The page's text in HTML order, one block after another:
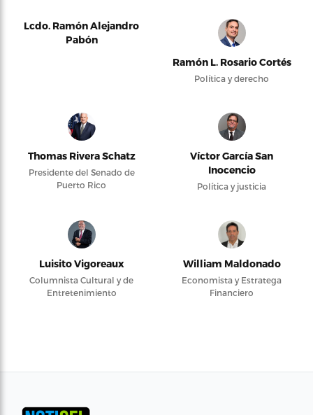
Lcdo. Ramón Alejandro
Pabón
Ramón L. Rosario Cortés
Política y derecho
Thomas Rivera Schatz
Presidente del Senado de
Puerto Rico
Víctor García San
Inocencio
Política y justicia
Luisito Vigoreaux
Columnista Cultural y de
Entretenimiento
William Maldonado
Economista y Estratega
Financiero